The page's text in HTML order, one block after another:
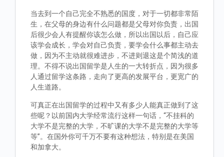
当去到一个自己完全不熟悉的国度，对于一切都非常陌
生，在父母的身边有什么问题都是父母对你负责，出国
后很少会人有提醒你该怎么做，所以出国以后，自己应
该学会成长，学会对自己负责，要学会什么事都主动去
做，因为不主动就很难进步，不进则退这是个简浅的道
理。不得不说出国留学是人生的一大转折点，因为很多
人通过留学这条路，走向了更高的发展平台，更宽广的
人生道路。
可真正在出国留学的过程中又有多少人能真正做到了这
些呢？以前国内大学经常流行这样一句话，“不挂科的
大学不是完整的大学，不旷课的大学不是完整的大学等
等”。在国外你可千万不要有这种想法，特别是在美国
和加拿大。